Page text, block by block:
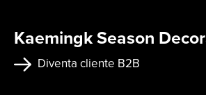
Kaemingk Season
Diventa cliente B2B